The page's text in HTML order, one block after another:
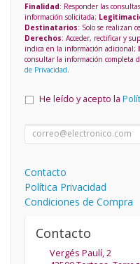
Finalidad: Responder las
información solicitada;
Destinatarios: Solo se realizan
Derechos: Acceder, rectificar y
indica en la información adicional;
consultar la información completa
de Privacidad
He leído y acepto la
Contacto
Política Privacidad
Condiciones de Compra
Contacto
Vergés Paulí, 2